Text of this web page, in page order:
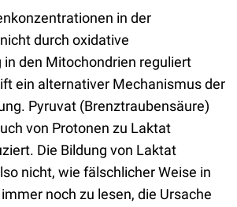
in der
durch oxidative
in den Mitochondrien reguliert
ein alternativer Mechanismus der
Pyruvat (Brenztraubensäure)
von Protonen zu Laktat
Die Bildung von Laktat
nicht, wie fälschlicher Weise in
noch zu lesen, die Ursache